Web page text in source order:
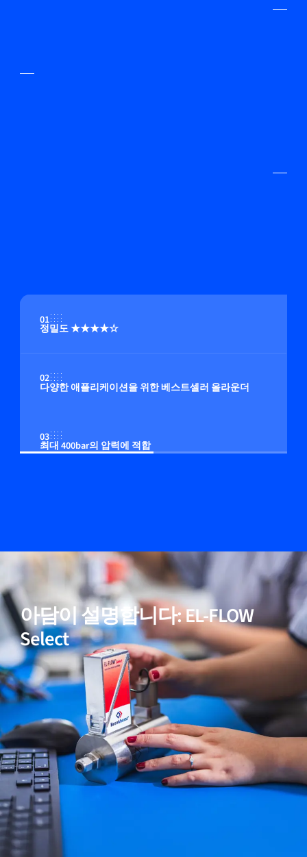
01
정밀도 ★★★★☆
02
다양한 애플리케이션을 위한 베스트셀러 올라운더
03
최대 400bar의 압력에 적합
05
고순도 및 저 ΔP 응용을 위한 모델 포함
06
입증된 성능
아담이 설명합니다: EL-FLOW
Select